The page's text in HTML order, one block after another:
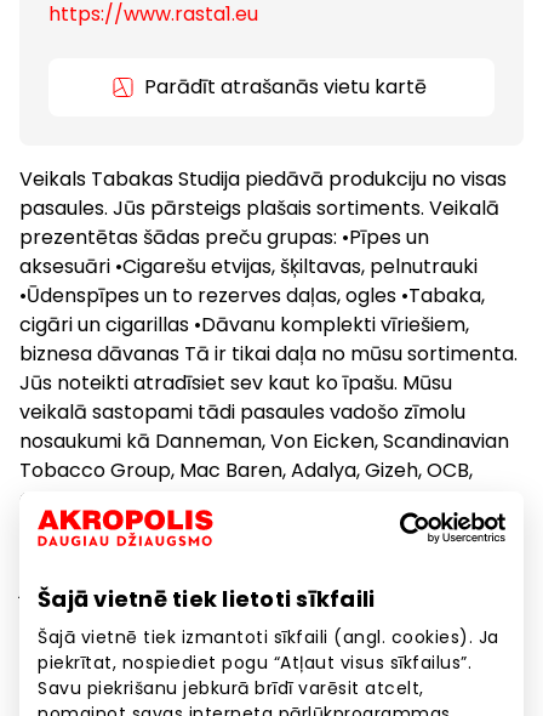
Šajā vietnē tiek lietoti sīkfaili
Šajā vietnē tiek izmantoti sīkfaili (angl. cookies). Ja
piekrītat, nospiediet pogu “Atļaut visus sīkfailus”.
Savu piekrišanu jebkurā brīdī varēsit atcelt,
https://www.rasta1.eu
Parādīt atrašanās vietu kartē
Veikals Tabakas Studija piedāvā produkciju no visas
pasaules. Jūs pārsteigs plašais sortiments. Veikalā
prezentētas šādas preču grupas: •Pīpes un
aksesuāri •Cigarešu etvijas, šķiltavas, pelnutrauki
•Ūdenspīpes un to rezerves daļas, ogles •Tabaka,
cigāri un cigarillas •Dāvanu komplekti vīriešiem,
biznesa dāvanas Tā ir tikai daļa no mūsu sortimenta.
Jūs noteikti atradīsiet sev kaut ko īpašu. Mūsu
veikalā sastopami tādi pasaules vadošo zīmolu
nosaukumi kā Danneman, Von Eicken, Scandinavian
Tobacco Group, Mac Baren, Adalya, Gizeh, OCB,
Chacom, Zippo un citi. Tās visas ir kompānijas, kuras
ievēro tradīcijas un stingri seko kvalitātei. Un vēl nav
jebkuru informāciju par produktiem. Mūsu
konsultanti dos jums rekomendācijas par pareizu
pielietošanu, palīdzēs izvēlēties kaut ko jūsu gaumei.
Apmeklējot mūsu veikalu, jūs novērtēsiet visas
priekšrocības salīdzinājumā ar mūsu konkurentiem.